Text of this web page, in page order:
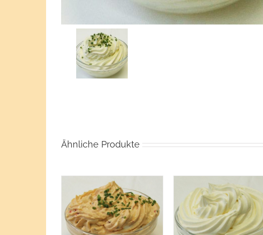
Ähnliche Produkte